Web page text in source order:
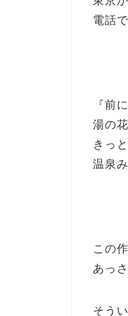
電話
『前
湯の
きっ
温泉
この
あっ
そう